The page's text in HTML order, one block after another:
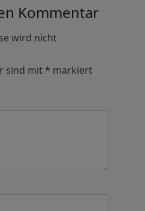
Kommentar
wird nicht
sind mit* markiert